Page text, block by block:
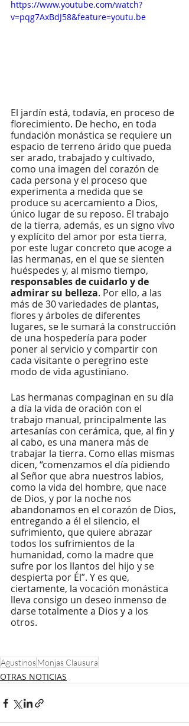
https://www.youtube.com/watch?
v=pqg7AxBdJ58&feature=youtu.be
El jardín está, todavía, en proceso de
florecimiento. De hecho, en toda
fundación monástica se requiere un
espacio de terreno árido que pueda
ser arado, trabajado y cultivado,
como una imagen del corazón de
cada persona y el proceso que
experimenta a medida que se
produce su acercamiento a Dios,
único lugar de su reposo. El trabajo
de la tierra, además, es un signo vivo
y explícito del amor por esta tierra,
por este lugar concreto que acoge a
las hermanas, en el que se sienten
huéspedes y, al mismo tiempo,
responsables de cuidarlo y de
admirar su belleza. Por ello, a las
más de 30 variedades de plantas,
flores y árboles de diferentes
lugares, se le sumará la construcción
de una hospedería para poder
poner al servicio y compartir con
cada visitante o peregrino este
modo de vida agustiniano.
Las hermanas compaginan en su día
a día la vida de oración con el
trabajo manual, principalmente las
artesanías con cerámica, que, al fin y
al cabo, es una manera más de
trabajar la tierra. Como ellas mismas
dicen, “comenzamos el día pidiendo
al Señor que abra nuestros labios,
como la vida del hombre, que nace
de Dios, y por la noche nos
abandonamos en el corazón de Dios,
entregando a él el silencio, el
sufrimiento, que quiere abrazar
todos los sufrimientos de la
humanidad, como la madre que
sufre por los llantos del hijo y se
despierta por Él”. Y es que,
ciertamente, la vocación monástica
lleva consigo un deseo inmenso de
darse totalmente a Dios y a los
otros.
AgustinosMonjas Clausura
OTRAS NOTICIAS